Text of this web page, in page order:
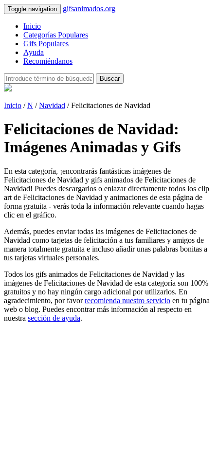
Toggle navigation gifsanimados.org
Inicio
Categorías Populares
Gifs Populares
Ayuda
Recomiéndanos
Buscar
Inicio /N /Navidad / Felicitaciones de Navidad
Felicitaciones de Navidad:
Imágenes Animadas y Gifs
En esta categoría, ¡encontrarás fantásticas imágenes de
Felicitaciones de Navidad y gifs animados de Felicitaciones de
Navidad! Puedes descargarlos o enlazar directamente todos los clip
art de Felicitaciones de Navidad y animaciones de esta página de
forma gratuita - verás toda la información relevante cuando hagas
clic en el gráfico.
Además, puedes enviar todas las imágenes de Felicitaciones de
Navidad como tarjetas de felicitación a tus familiares y amigos de
manera totalmente gratuita e incluso añadir unas palabras bonitas a
tus tarjetas virtuales personales.
Todos los gifs animados de Felicitaciones de Navidad y las
imágenes de Felicitaciones de Navidad de esta categoría son 100%
gratuitos y no hay ningún cargo adicional por utilizarlos. En
agradecimiento, por favorrecomienda nuestro servicio en tu página
web o blog. Puedes encontrar más información al respecto en
nuestra sección de ayuda.